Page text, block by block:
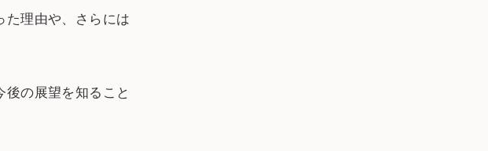
た理由や、さらには
の展望を知ること